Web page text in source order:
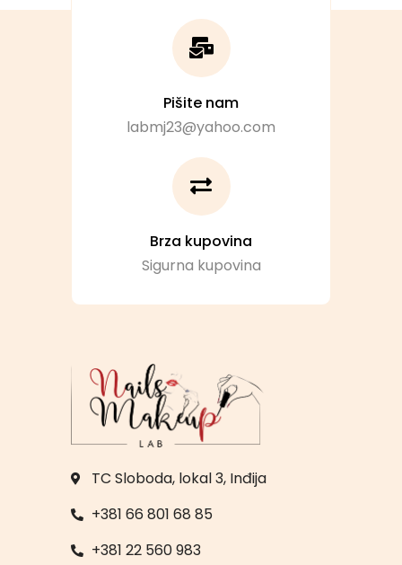
Pišite nam
labmj23@yahoo.com
Brza kupovina
Sigurna kupovina
TC Sloboda, lokal 3, Inđija
+381 66 801 68 85
+381 22 560 983